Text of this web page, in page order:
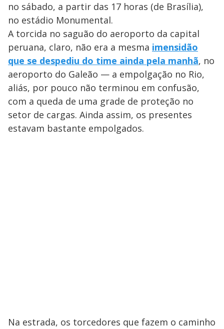
no sábado, a partir das 17 horas (de Brasília),
no estádio Monumental.
A torcida no saguão do aeroporto da capital
peruana, claro, não era a mesma imensidão
que se despediu do time ainda pela manhã, no
aeroporto do Galeão — a empolgação no Rio,
aliás, por pouco não terminou em confusão,
com a queda de uma grade de proteção no
setor de cargas. Ainda assim, os presentes
estavam bastante empolgados.
Na estrada, os torcedores que fazem o caminho